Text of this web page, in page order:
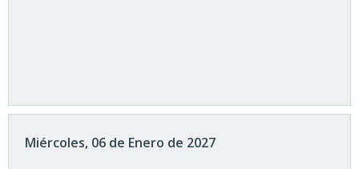
Miércoles, 06 de Enero de 2027